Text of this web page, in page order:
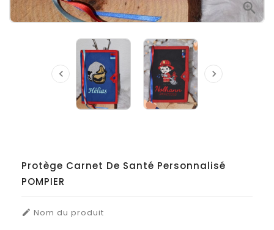

 
Protège Carnet De Santé Personnalisé
POMPIER
 Nom du produit